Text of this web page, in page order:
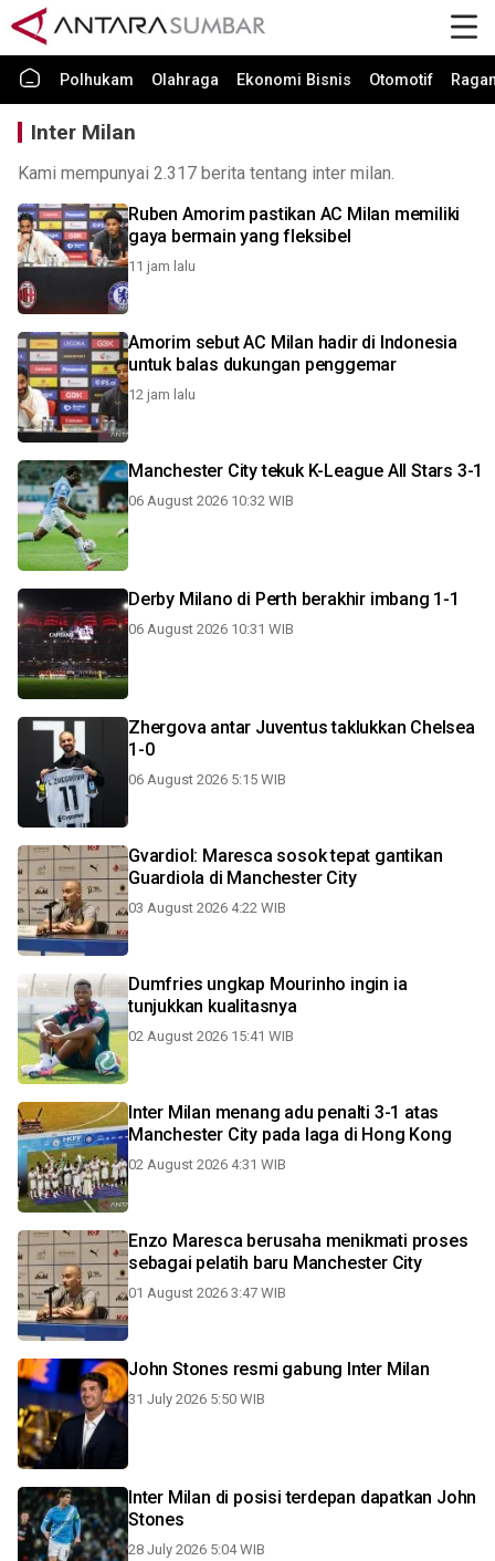
Polhukam Olahraga Ekonomi Bisnis Otomotif
Inter Milan
Kami mempunyai 2.317 berita tentang inter milan.
Ruben Amorim pastikan AC Milan memiliki
gaya bermain yang fleksibel
11 jam lalu
Amorim sebut AC Milan hadir di Indonesia
untuk balas dukungan penggemar
12 jam lalu
Manchester City tekuk K-League All Stars 3-1
06 August 2026 10:32 WIB
Derby Milano di Perth berakhir imbang 1-1
06 August 2026 10:31 WIB
Zhergova antar Juventus taklukkan Chelsea
1-0
06 August 2026 5:15 WIB
Gvardiol: Maresca sosok tepat gantikan
Guardiola di Manchester City
03 August 2026 4:22 WIB
Dumfries ungkap Mourinho ingin ia
tunjukkan kualitasnya
02 August 2026 15:41 WIB
Inter Milan menang adu penalti 3-1 atas
Manchester City pada laga di Hong Kong
02 August 2026 4:31 WIB
Enzo Maresca berusaha menikmati proses
sebagai pelatih baru Manchester City
01 August 2026 3:47 WIB
John Stones resmi gabung Inter Milan
31 July 2026 5:50 WIB
Inter Milan di posisi terdepan dapatkan John
Stones
28 July 2026 5:04 WIB